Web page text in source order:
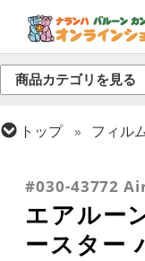
商品カテゴリを見る
トップ フィル
エアー・スタ
#030-43772
エアルー
ースター